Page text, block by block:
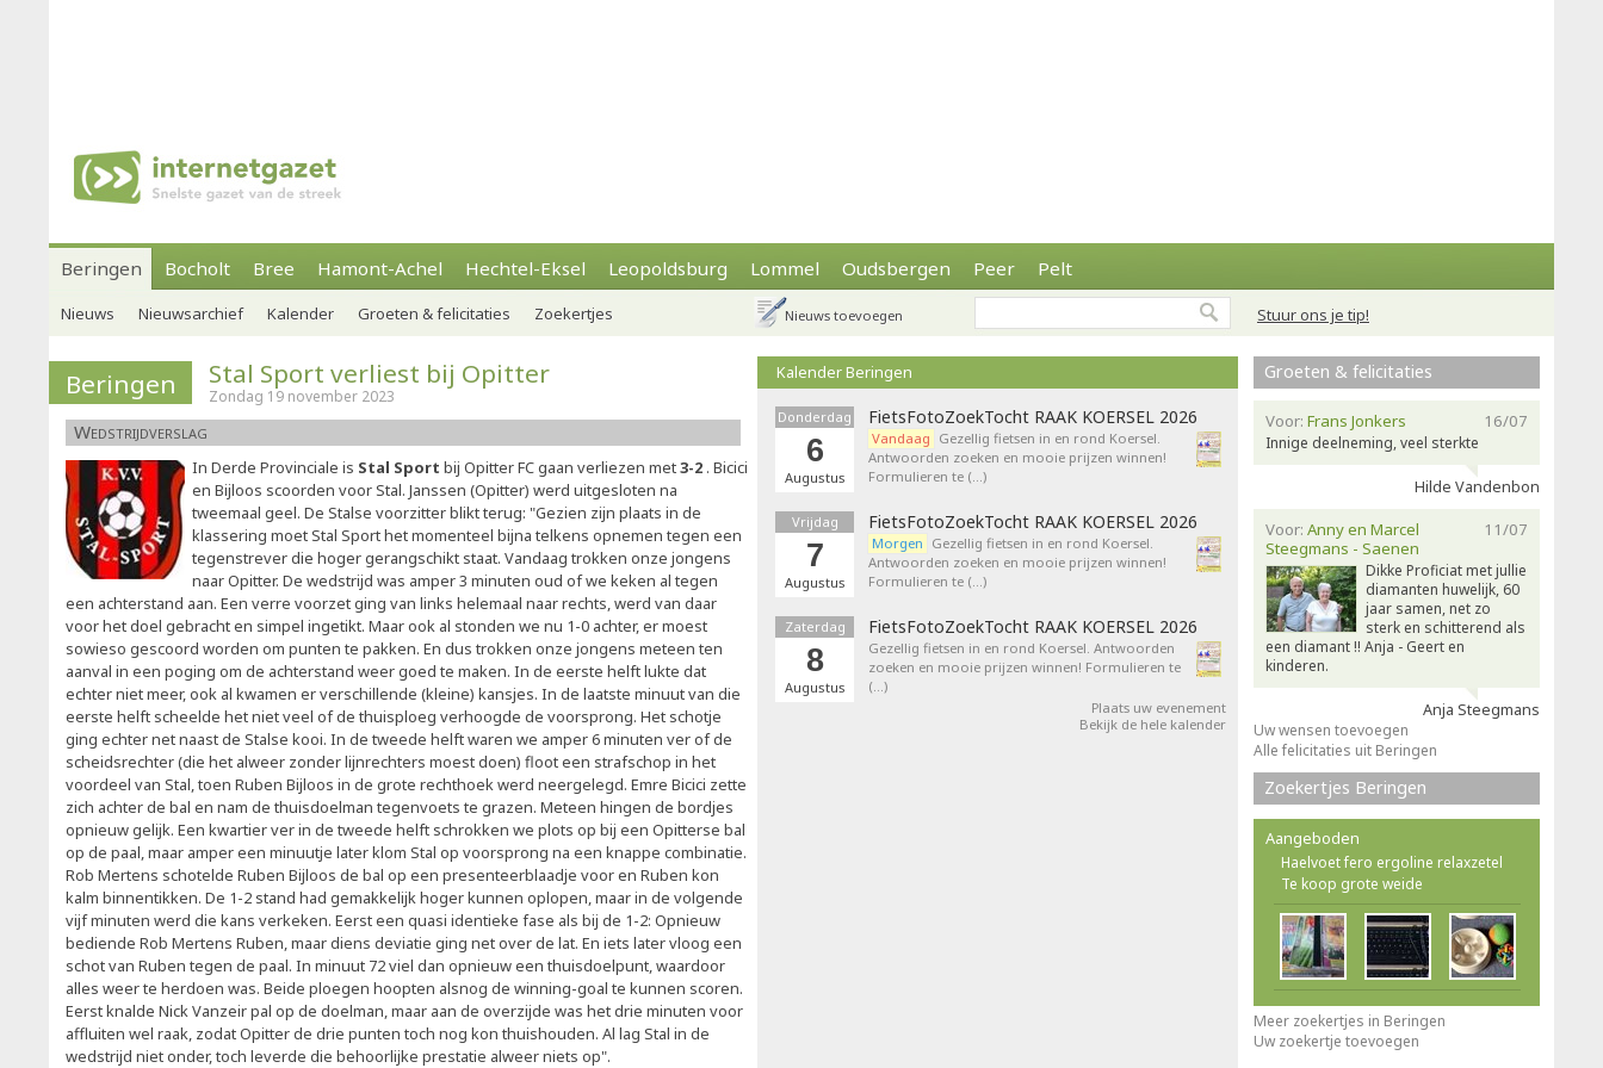
Beringen Bocholt Bree Hamont-Achel Hechtel-Eksel Leopoldsburg Lommel Oudsbergen Peer Pelt
Stuur ons je tip!
Nieuws Nieuwsarchief Kalender Groeten & felicitaties Zoekertjes Nieuws toevoegen
Beringen Stal Sport verliest bij Opitter
Zondag 19 november 2023
Wedstrijdverslag
In Derde Provinciale is Stal Sport bij Opitter FC gaan verliezen met3-2 . Bicici
en Bijloos scoorden voor Stal. Janssen (Opitter) werd uitgesloten na
tweemaal geel. De Stalse voorzitter blikt terug: "Gezien zijn plaats in de
klassering moet Stal Sport het momenteel bijna telkens opnemen tegen een
tegenstrever die hoger gerangschikt staat. Vandaag trokken onze jongens
naar Opitter. De wedstrijd was amper 3 minuten oud of we keken al tegen
een achterstand aan. Een verre voorzet ging van links helemaal naar rechts, werd van daar
voor het doel gebracht en simpel ingetikt. Maar ook al stonden we nu 1-0 achter, er moest
sowieso gescoord worden om punten te pakken. En dus trokken onze jongens meteen ten
aanval in een poging om de achterstand weer goed te maken. In de eerste helft lukte dat
echter niet meer, ook al kwamen er verschillende (kleine) kansjes. In de laatste minuut van die
eerste helft scheelde het niet veel of de thuisploeg verhoogde de voorsprong. Het schotje
ging echter net naast de Stalse kooi. In de tweede helft waren we amper 6 minuten ver of de
scheidsrechter (die het alweer zonder lijnrechters moest doen) floot een strafschop in het
voordeel van Stal, toen Ruben Bijloos in de grote rechthoek werd neergelegd. Emre Bicici zette
zich achter de bal en nam de thuisdoelman tegenvoets te grazen. Meteen hingen de bordjes
opnieuw gelijk. Een kwartier ver in de tweede helft schrokken we plots op bij een Opitterse bal
op de paal, maar amper een minuutje later klom Stal op voorsprong na een knappe combinatie.
Rob Mertens schotelde Ruben Bijloos de bal op een presenteerblaadje voor en Ruben kon
kalm binnentikken. De 1-2 stand had gemakkelijk hoger kunnen oplopen, maar in de volgende
vijf minuten werd die kans verkeken. Eerst een quasi identieke fase als bij de 1-2: Opnieuw
bediende Rob Mertens Ruben, maar diens deviatie ging net over de lat. En iets later vloog een
schot van Ruben tegen de paal. In minuut 72 viel dan opnieuw een thuisdoelpunt, waardoor
alles weer te herdoen was. Beide ploegen hoopten alsnog de winning-goal te kunnen scoren.
Eerst knalde Nick Vanzeir pal op de doelman, maar aan de overzijde was het drie minuten voor
affluiten wel raak, zodat Opitter de drie punten toch nog kon thuishouden. Al lag Stal in de
wedstrijd niet onder, toch leverde die behoorlijke prestatie alweer niets op".
Kalender Beringen
Donderdag
6
Augustus
FietsFotoZoekTocht RAAK KOERSEL 2026
Vandaag Gezellig fietsen in en rond Koersel.
Antwoorden zoeken en mooie prijzen winnen!
Formulieren te (…)
Vrijdag
7
Augustus
FietsFotoZoekTocht RAAK KOERSEL 2026
Morgen Gezellig fietsen in en rond Koersel.
Antwoorden zoeken en mooie prijzen winnen!
Formulieren te (…)
Zaterdag
8
Augustus
FietsFotoZoekTocht RAAK KOERSEL 2026
Gezellig fietsen in en rond Koersel. Antwoorden
zoeken en mooie prijzen winnen! Formulieren te
(…)
Plaats uw evenement
Bekijk de hele kalender
Groeten & felicitaties
16/07
Voor: Frans Jonkers
Innige deelneming, veel sterkte
Hilde Vandenbon
11/07
Voor: Anny en Marcel
Steegmans - Saenen
Dikke Proficiat met jullie
diamanten huwelijk, 60
jaar samen, net zo
sterk en schitterend als
een diamant !! Anja - Geert en
kinderen.
Anja Steegmans
Uw wensen toevoegen
Alle felicitaties uit Beringen
Zoekertjes Beringen
Aangeboden
Haelvoet fero ergoline relaxzetel
Te koop grote weide
Meer zoekertjes in Beringen
Uw zoekertje toevoegen